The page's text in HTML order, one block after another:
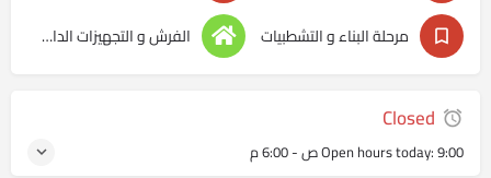
مرحلة البناء و التشطبيات
الفرش و التجهيزات الداخليه
Closed
Open hours today:9:00 ص - 6:00 م